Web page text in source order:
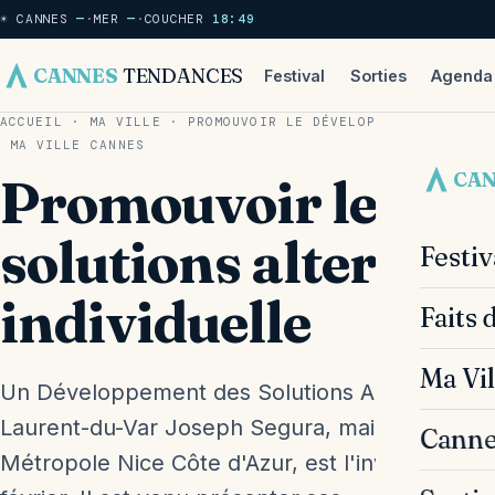
☀ CANNES— · MER— · COUCHER 18:49
CANNES TENDANCES Festival Sorties Agenda
Faits
Ma
ACCUEIL · MA VILLE · PROMOUVOIR LE DÉVELOPPEMENT DE
MA VILLE
CANNES
Promouvoir le
solutions
individuelle
Un Développement des Solutions Alternatives
Laurent-du-Var Joseph Segura, maire de
Métropole Nice Côte d'Azur, est l'invité de